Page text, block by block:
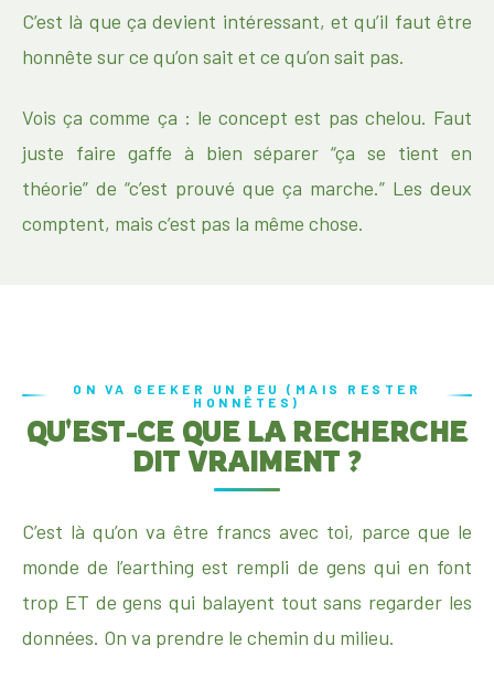
C’est là que ça devient intéressant, et qu’il faut être
honnête sur ce qu’on sait et ce qu’on sait pas.
Vois ça comme ça : le concept est pas chelou. Faut
juste faire gaffe à bien séparer “ça se tient en
théorie” de “c’est prouvé que ça marche.” Les deux
comptent, mais c’est pas la même chose.
ON VA GEEKER UN PEU (MAIS RESTER
HONNÊTES)
QU'EST-CE QUE LA RECHERCHE
DIT VRAIMENT ?
C’est là qu’on va être francs avec toi, parce que le
monde de l’earthing est rempli de gens qui en font
trop ET de gens qui balayent tout sans regarder les
données. On va prendre le chemin du milieu.